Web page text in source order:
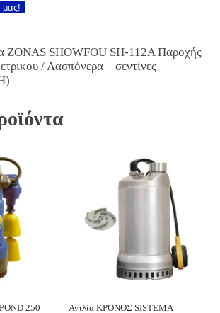
μας!
ZONAS SHOWFOU SH-112A Παροχής
/ Λασπόνερα – σεντίνες
250
Αντλία ΚΡΟΝΟΣ SISTEMA